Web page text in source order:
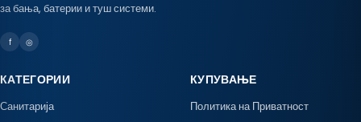
за бања, батерии и туш системи.
f ◎
КАТЕГОРИИ
Санитарија
КУПУВАЊЕ
Политика на Приватност